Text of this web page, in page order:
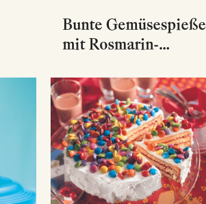
Bunte Gemüsespieße
mit Rosmarin-